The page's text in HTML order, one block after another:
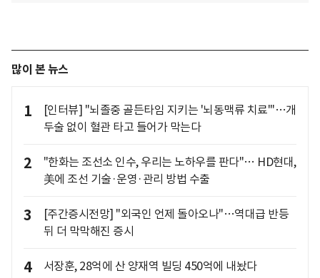
많이 본 뉴스
1
[인터뷰] "뇌졸중 골든타임 지키는 '뇌동맥류 치료'"…개
두술 없이 혈관 타고 들어가 막는다
2
"한화는 조선소 인수, 우리는 노하우를 판다"… HD현대,
美에 조선 기술·운영·관리 방법 수출
3
[주간증시전망] "외국인 언제 돌아오나"…역대급 반등
뒤 더 막막해진 증시
4 서장훈, 28억에 산 양재역 빌딩 450억에 내놨다